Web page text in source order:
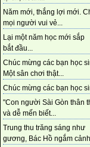
Năm mới, thắng lợi mới.
mọi người vui vẻ...
Lại một năm học mới sắp
bắt đầu...
Chúc mừng các bạn học
Một sân chơi thật...
Chúc mừng các bạn học
"Con người Sài Gòn thân
và dễ mến biết...
Trung thu trăng sáng như
gương, Bác Hồ ngắm